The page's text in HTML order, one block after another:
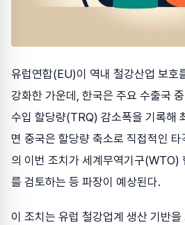
유럽연합(EU)이 역내 철강산업 보호
강화한 가운데, 한국은 주요 수출국
수입 할당량(TRQ) 감소폭을 기록해
면 중국은 할당량 축소로 직접적인
의 이번 조치가 세계무역기구(WTO)
를 검토하는 등 파장이 예상된다.
이 조치는 유럽 철강업계 생산 기반